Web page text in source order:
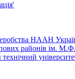
НААН
районів ім.